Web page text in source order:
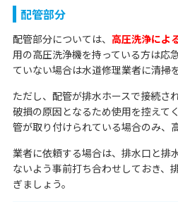
配管部分
配管部分については、 高圧洗浄によ
用の高圧洗浄機を持っている方は応
ていない場合は水道修理業者に清掃
ただし、配管が排水ホースで接続さ
破損の原因となるため使用を控えて
管が取り付けられている場合のみ、
業者に依頼する場合は、排水口と排
ないよう事前打ち合わせしておき、
ぎましょう。